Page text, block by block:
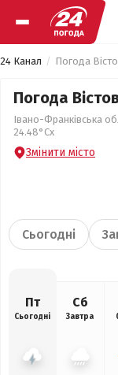
24 Канал Погода
Погода
Івано-Франківська
24.48°Сх
Змінити місто
Сьогодні
Пт
Сьогодні
Сб
Завтра